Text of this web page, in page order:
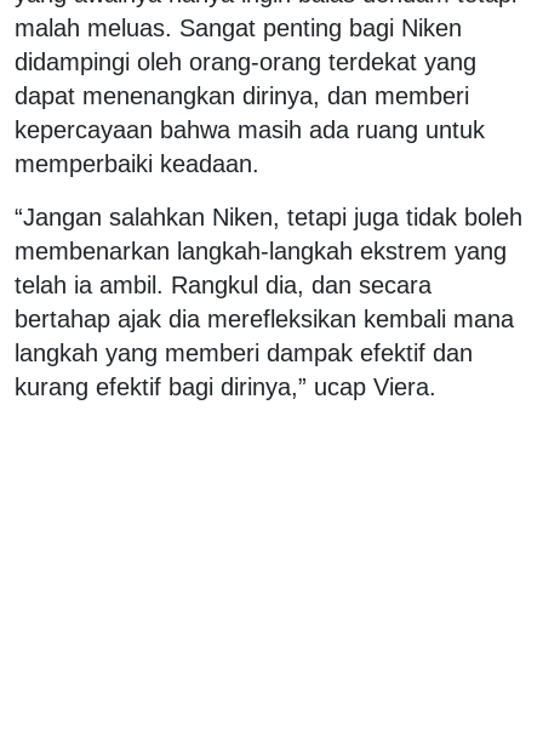
malah meluas. Sangat penting bagi Niken
didampingi oleh orang-orang terdekat yang
dapat menenangkan dirinya, dan memberi
kepercayaan bahwa masih ada ruang untuk
memperbaiki keadaan.
“Jangan salahkan Niken, tetapi juga tidak boleh
membenarkan langkah-langkah ekstrem yang
telah ia ambil. Rangkul dia, dan secara
bertahap ajak dia merefleksikan kembali mana
langkah yang memberi dampak efektif dan
kurang efektif bagi dirinya,” ucap Viera.